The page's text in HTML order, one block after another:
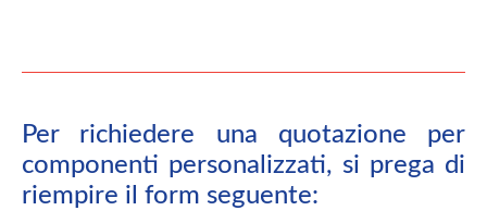
Per richiedere una quotazione per
componenti personalizzati, si prega di
riempire il form seguente: